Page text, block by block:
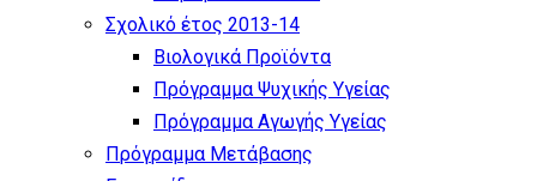
Σχολικό έτος 2013-14
Βιολογικά Προϊόντα
Πρόγραμμα Ψυχικής Υγείας
Πρόγραμμα Aγωγής Yγείας
Πρόγραμμα Μετάβασης